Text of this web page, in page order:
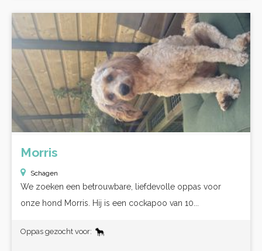
Morris
Schagen
We zoeken een betrouwbare, liefdevolle oppas voor
onze hond Morris. Hij is een cockapoo van 10...
Oppas gezocht voor: